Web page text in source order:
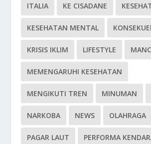
ITALIA KE CISADANE
KESEHATAN MENTAL
KRISIS IKLIM LIFESTYLE
MEMENGARUHI KESEHATAN
MENGIKUTI TREN MINUMAN
NARKOBA NEWS OLAHRAGA
PAGAR LAUT PERFORMA